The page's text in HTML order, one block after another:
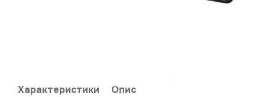
Характеристики
Опис